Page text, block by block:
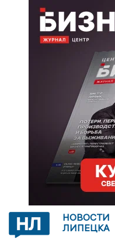
НОВОСТИ
ЛИПЕЦКА